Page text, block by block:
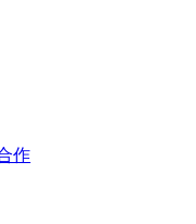
作